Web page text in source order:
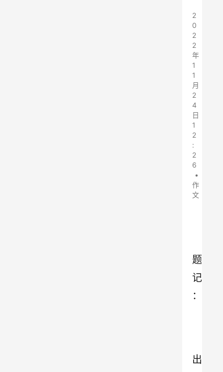
2
0
2
2
年
1
1
月
2
4
日
1
2
:
2
6
•
作
文
题
记
：
出